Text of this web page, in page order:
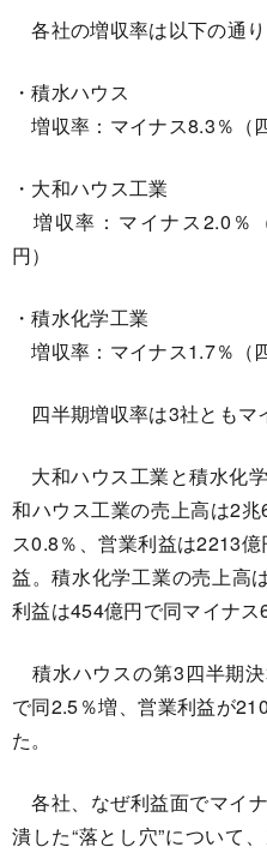
各社の増収率は以下の通り
・積水ハウス
増収率：マイナス8.3％（
・大和ハウス工業
増収率：マイナス2.0％
円）
・積水化学工業
増収率：マイナス1.7％（
四半期増収率は3社ともマ
大和ハウス工業と積水化
和ハウス工業の売上高は2
ス0.8％、営業利益は2213
益。積水化学工業の売上高
利益は454億円で同マイナス
積水ハウスの第3四半期
で同2.5％増、営業利益が
た。
各社、なぜ利益面でマイ
潰した“落とし穴”について